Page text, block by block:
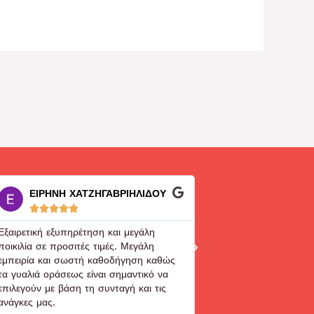
ΕΙΡΗΝΗ ΧΑΤΖΗΓΑΒΡΙΗΛΙΔΟΥ

εξυπηρέτηση και μεγάλη
σε προσιτές τιμές. Μεγάλη
και σωστή καθοδήγηση καθώς
γυαλιά οράσεως είναι σημαντικό να
με βάση τη συνταγή και τις
μας.